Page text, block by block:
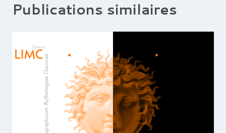
Publications similaires